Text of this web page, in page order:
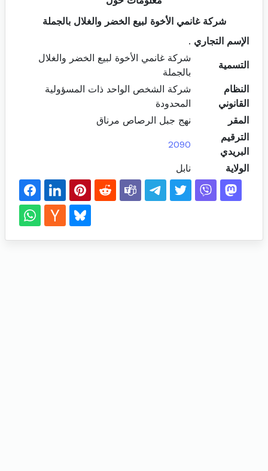
شركة غانمي الأخوة لبيع الخضر والغلال بالجملة
الإسم التجاري .
التسمية
شركة غانمي الأخوة لبيع الخضر والغلال
بالجملة
النظام
القانوني
شركة الشخص الواحد ذات المسؤولية
المحدودة
المقر
نهج جبل الرصاص مرناق
الترقيم
البريدي
2090
الولاية نابل